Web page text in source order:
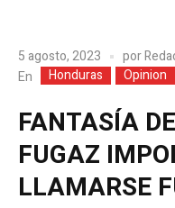
5 agosto, 2023 por
En
Honduras Opinion
FANTASÍA
FUGAZ
LLAMARSE